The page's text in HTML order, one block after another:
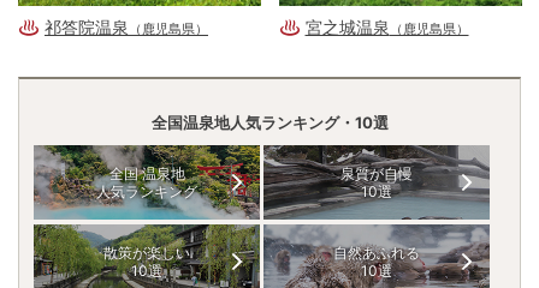
祁答院温泉 （鹿児島県） 宮之城温泉 （鹿児島県）
全国温泉地人気ランキング・10選
全国 温泉地
人気ランキング
泉質が自慢
10選
散策が楽しい
10選
自然あふれる
10選